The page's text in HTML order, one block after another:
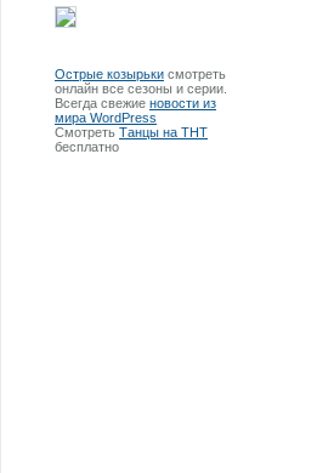
Острые козырьки смотреть
онлайн все сезоны и серии.
Всегда свежие новости из
мира WordPress
Смотреть Танцы на ТНТ
бесплатно